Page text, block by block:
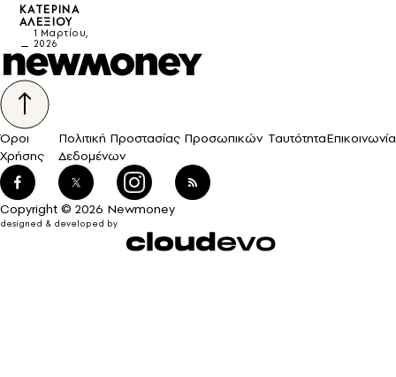
ΚΑΤΕΡΊΝΑ
ΑΛΕΞΊΟΥ
1 Μαρτίου,
2026
Όροι
Χρήσης
Πολιτική Προστασίας Προσωπικών
Δεδομένων
ΤαυτότηταΕπικοινωνία
Copyright © 2026 Newmoney
designed & developed by